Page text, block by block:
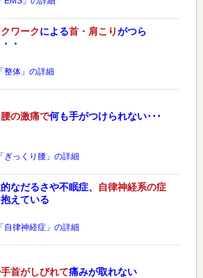
ワークによる首・肩こりがつら
・
整体」の詳細
腰の激痛で何も手がつけられない･･･
ぎっくり腰」の詳細
なだるさや不眠症、
自律神経系の症
えている
自律神経症」の詳細
首がしびれて痛みが取れない